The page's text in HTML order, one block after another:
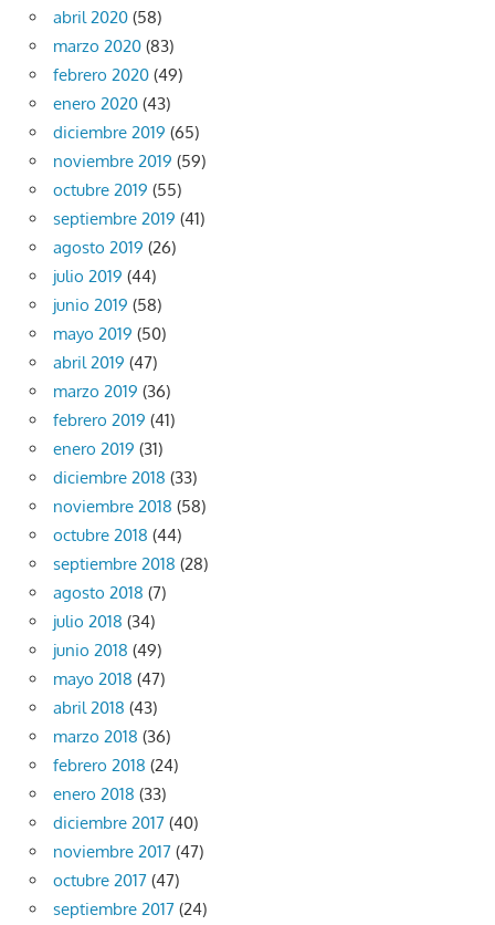
abril 2020 (58)
marzo 2020 (83)
febrero 2020 (49)
enero 2020 (43)
diciembre 2019 (65)
noviembre 2019 (59)
octubre 2019 (55)
septiembre 2019 (41)
agosto 2019 (26)
julio 2019 (44)
junio 2019 (58)
mayo 2019 (50)
abril 2019 (47)
marzo 2019 (36)
febrero 2019 (41)
enero 2019 (31)
diciembre 2018 (33)
noviembre 2018 (58)
octubre 2018 (44)
septiembre 2018 (28)
agosto 2018 (7)
julio 2018 (34)
junio 2018 (49)
mayo 2018 (47)
abril 2018 (43)
marzo 2018 (36)
febrero 2018 (24)
enero 2018 (33)
diciembre 2017 (40)
noviembre 2017 (47)
octubre 2017 (47)
septiembre 2017 (24)